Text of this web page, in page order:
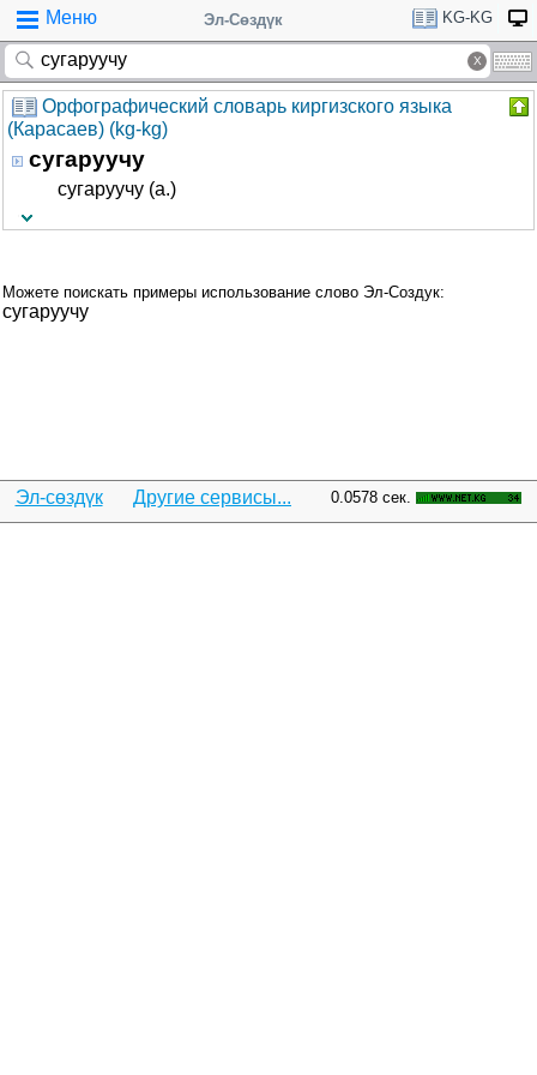
Меню Эл-Сөздүк KG-KG
Орфографический словарь киргизского языка
(Карасаев) (kg-kg)
сугаруучу
сугаруучу (а.)
Можете поискать примеры использование слово Эл-Создук:
сугаруучу
Эл-сөздүк Другие сервисы... 0.0578 сек.